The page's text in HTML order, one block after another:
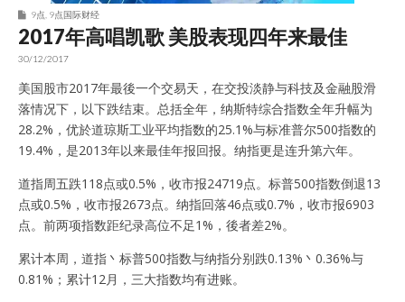
9点 9点国际财经
2017年高唱凯歌 美股表现四年来最佳
30/12/2017
美国股市2017年最後一个交易天，在交投淡静与科技及金融股滑
落情况下，以下跌结束。总括全年，纳斯特综合指数全年升幅为
28.2%，优於道琼斯工业平均指数的25.1%与标准普尔500指数的
19.4%，是2013年以来最佳年报回报。纳指更是连升第六年。
道指周五跌118点或0.5%，收市报24719点。标普500指数倒退13
点或0.5%，收市报2673点。纳指回落46点或0.7%，收市报6903
点。前两项指数距纪录高位不足1%，後者差2%。
累计本周，道指丶标普500指数与纳指分别跌0.13%丶0.36%与
0.81%；累计12月，三大指数均有进账。